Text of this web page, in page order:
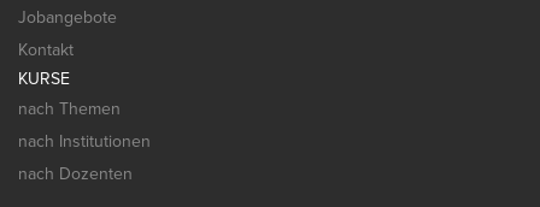
Jobangebote
Kontakt
KURSE
nach Themen
nach Institutionen
nach Dozenten